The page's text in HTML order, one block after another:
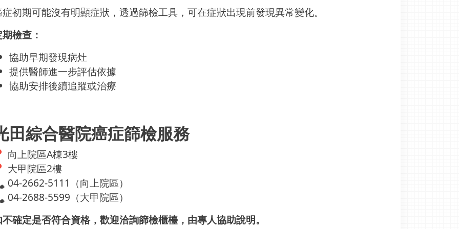
初期可能沒有明顯症狀，透過篩檢工具，可在症狀出現前發現異常變化。
檢查：
協助早期發現病灶
提供醫師進一步評估依據
協助安排後續追蹤或治療
田綜合醫院癌症篩檢服務
向上院區A棟3樓
大甲院區2樓
04-2662-5111（向上院區）
04-2688-5599（大甲院區）
確定是否符合資格，歡迎洽詢篩檢櫃檯，由專人協助說明。